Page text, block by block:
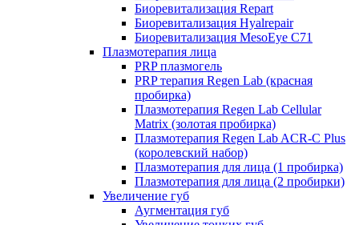
Биоревитализация Repart
Биоревитализация Hyalrepair
Биоревитализация MesoEye C71
Плазмотерапия лица
PRP плазмогель
PRP терапия Regen Lab (красная
пробирка)
Плазмотерапия Regen Lab Cellular
Matrix (золотая пробирка)
Плазмотерапия Regen Lab ACR-C Plus
(королевский набор)
Плазмотерапия для лица (1 пробирка)
Плазмотерапия для лица (2 пробирки)
Увеличение губ
Аугментация губ